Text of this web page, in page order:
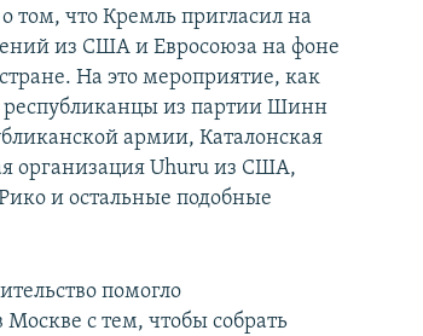
том, что Кремль пригласил на
из США и Евросоюза на фоне
На это мероприятие, как
из партии Шинн
армии, Каталонская
организация Uhuru из США,
и остальные подобные
помогло
с тем, чтобы собрать